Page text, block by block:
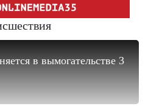
в вымогательстве 3